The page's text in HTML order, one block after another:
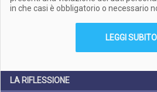
in che casi è obbligatorio o necessario
LEGGI SUBITO
LA RIFLESSIONE